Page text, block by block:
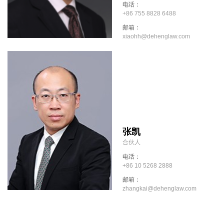
电话：
+86 755 8828 6488
邮箱：
xiaohh@dehenglaw.com
张凯
合伙人
电话：
+86 10 5268 2888
邮箱：
zhangkai@dehenglaw.com